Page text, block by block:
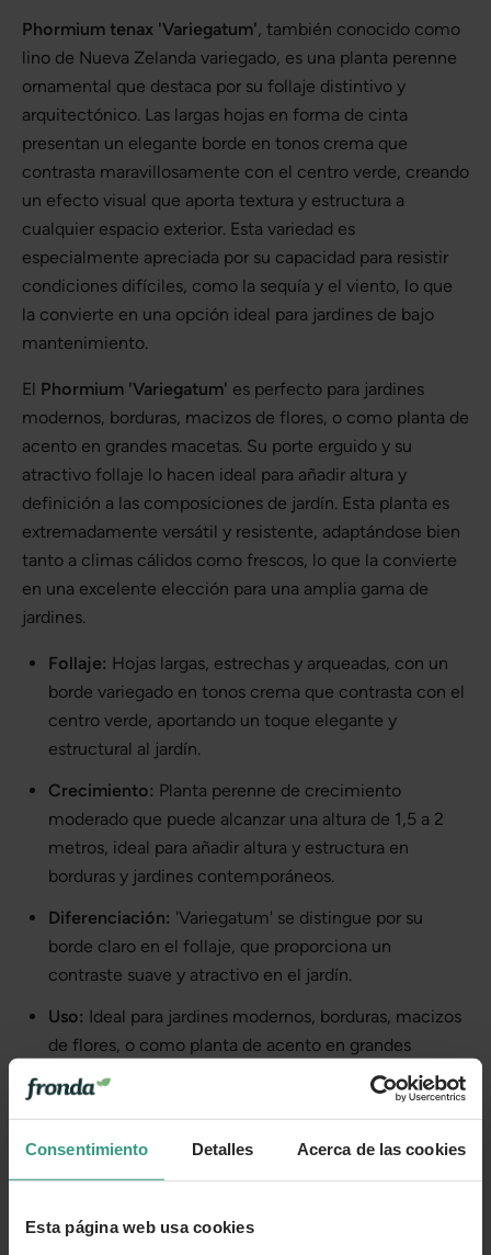
Consentimiento Detalles Acerca de las cookies
Esta página web usa cookies
Phormium tenax 'Variegatum', también conocido como
lino de Nueva Zelanda variegado, es una planta perenne
ornamental que destaca por su follaje distintivo y
arquitectónico. Las largas hojas en forma de cinta
presentan un elegante borde en tonos crema que
contrasta maravillosamente con el centro verde, creando
un efecto visual que aporta textura y estructura a
cualquier espacio exterior. Esta variedad es
especialmente apreciada por su capacidad para resistir
condiciones difíciles, como la sequía y el viento, lo que
la convierte en una opción ideal para jardines de bajo
mantenimiento.
El Phormium 'Variegatum' es perfecto para jardines
modernos, borduras, macizos de flores, o como planta de
acento en grandes macetas. Su porte erguido y su
atractivo follaje lo hacen ideal para añadir altura y
definición a las composiciones de jardín. Esta planta es
extremadamente versátil y resistente, adaptándose bien
tanto a climas cálidos como frescos, lo que la convierte
en una excelente elección para una amplia gama de
jardines.
Follaje: Hojas largas, estrechas y arqueadas, con un
borde variegado en tonos crema que contrasta con el
centro verde, aportando un toque elegante y
estructural al jardín.
Crecimiento: Planta perenne de crecimiento
moderado que puede alcanzar una altura de 1,5 a 2
metros, ideal para añadir altura y estructura en
borduras y jardines contemporáneos.
Diferenciación: 'Variegatum' se distingue por su
borde claro en el follaje, que proporciona un
contraste suave y atractivo en el jardín.
Uso: Ideal para jardines modernos, borduras, macizos
de flores, o como planta de acento en grandes
macetas.
Te enviamos las plantas en estado óptimo de crecimiento o
floración, en función de la estacionalidad. Por tanto, la
con respecto a la de la foto.